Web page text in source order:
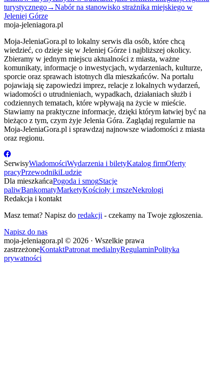
turystycznego→Nabór na stanowisko strażnika miejskiego w
Jeleniej Górze
moja-jeleniagora.pl
Moja-JeleniaGora.pl to lokalny serwis dla osób, które chcą
wiedzieć, co dzieje się w Jeleniej Górze i najbliższej okolicy.
Zbieramy w jednym miejscu aktualności z miasta, ważne
komunikaty, informacje o inwestycjach, wydarzeniach, kulturze,
sporcie oraz sprawach istotnych dla mieszkańców. Na portalu
pojawiają się zapowiedzi imprez, relacje z lokalnych wydarzeń,
wiadomości o utrudnieniach, wypadkach, działaniach służb i
codziennych tematach, które wpływają na życie w mieście.
Stawiamy na praktyczne informacje, dzięki którym łatwiej być na
bieżąco z tym, czym żyje Jelenia Góra. Zaglądaj regularnie na
Moja-JeleniaGora.pl i sprawdzaj najnowsze wiadomości z miasta
oraz regionu.
SerwisyWiadomościWydarzenia i biletyKatalog firmOferty
pracyPrzewodnikiLudzie
Dla mieszkańcaPogoda i smogStacje
paliwBankomatyMarketyKościoły i mszeNekrologi
Redakcja i kontakt
Masz temat? Napisz do redakcji - czekamy na Twoje zgłoszenia.
Napisz do nas
moja-jeleniagora.pl © 2026 · Wszelkie prawa
zastrzeżoneKontaktPatronat medialnyRegulaminPolityka
prywatności